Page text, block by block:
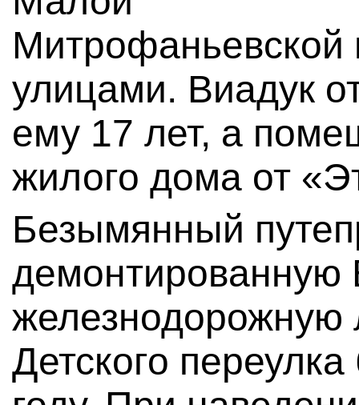
Митрофаньевской
улицами. Виадук
ему 17 лет, а
жилого дома от
Безымянный
демонтированную
железнодорожную
Детского